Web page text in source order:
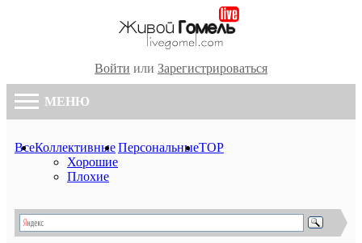
Войти или Зарегистрироваться
МЕНЮ
ВсеКоллективные
Хорошие
Плохие
ПерсональныеTOP